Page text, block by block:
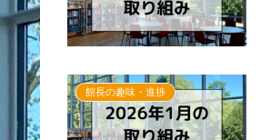
館長の趣味・進捗